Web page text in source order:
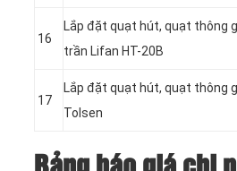
16
Lắp đặt quạt hút, quạt thông
trần Lifan HT-20B
17
Lắp đặt quạt hút, quạt thông
Tolsen